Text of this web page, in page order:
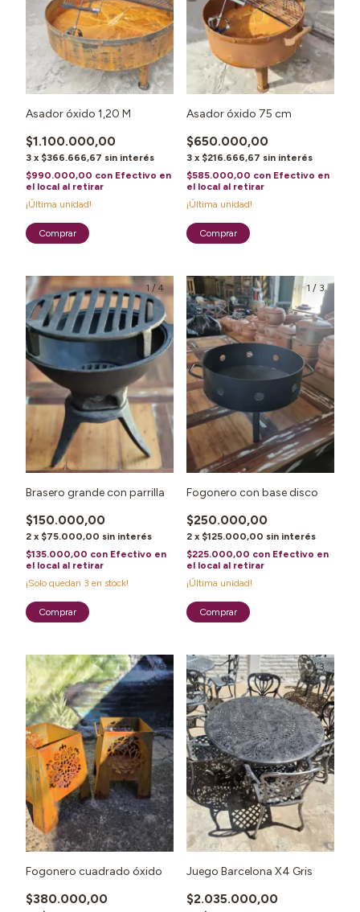
Asador óxido 1,20 M
$1.100.000,00
3 x $366.666,67 sin interés
$990.000,00 con Efectivo en
el local al retirar
¡Última unidad!
Asador óxido 75 cm
$650.000,00
3 x $216.666,67 sin interés
$585.000,00 con Efectivo en
el local al retirar
¡Última unidad!
1 / 4
Brasero grande con parrilla
$150.000,00
2 x $75.000,00 sin interés
$135.000,00 con Efectivo en
el local al retirar
¡Solo quedan 3 en stock!
1 / 3
Fogonero con base disco
$250.000,00
2 x $125.000,00 sin interés
$225.000,00 con Efectivo en
el local al retirar
¡Última unidad!
1/6
Fogonero cuadrado óxido
$380.000,00
1/3
Juego Barcelona X4 Gris
$2.035.000,00